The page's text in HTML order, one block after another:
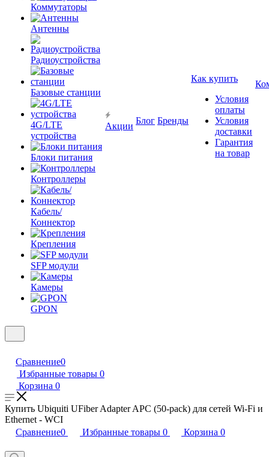
Коммутаторы
Антенны
Радиоустройства
Базовые станции
4G/LTE
устройства
Блоки питания
Контроллеры
Кабель/
Коннектор
Крепления
SFP модули
Камеры
GPON
Акции
Блог Бренды
Как купить
Условия
оплаты
Условия
доставки
Гарантия
на товар
Сравнение0
Избранные товары 0
Корзина 0
Купить Ubiquiti UFiber Adapter APC (50-pack) для сетей Wi-Fi и
Ethernet - WCI
Сравнение0 Избранные товары 0 Корзина 0